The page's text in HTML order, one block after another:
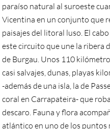
paraíso natural al suroeste
Vicentina en un conjunto que
paisajes del litoral luso. El
este circuito que une la ribera
de Burgau. Unos 110
casi salvajes, dunas, playas
-además de una isla, la de
coral en Carrapateira- que
descaro. Fauna y flora
atlántico en uno de los puntos